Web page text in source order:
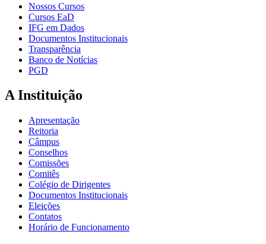
Nossos Cursos
Cursos EaD
IFG em Dados
Documentos Institucionais
Transparência
Banco de Notícias
PGD
A Instituição
Apresentação
Reitoria
Câmpus
Conselhos
Comissões
Comitês
Colégio de Dirigentes
Documentos Institucionais
Eleições
Contatos
Horário de Funcionamento